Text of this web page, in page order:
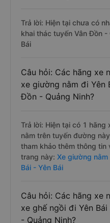
Trả lời: Hiện tại chưa có
khai thác tuyến Vân Đồn -
Bái
Câu hỏi: Các hãng xe
xe giường nằm đi Yên
Đồn - Quảng Ninh?
Trả lời: Hiện tại có 1
nằm trên tuyến đường
tham khảo thêm thông
trang này: Xe giường
Bái - Yên Bái
Câu hỏi: Các hãng xe
xe ghế ngồi đi Yên
- Quảng Ninh?